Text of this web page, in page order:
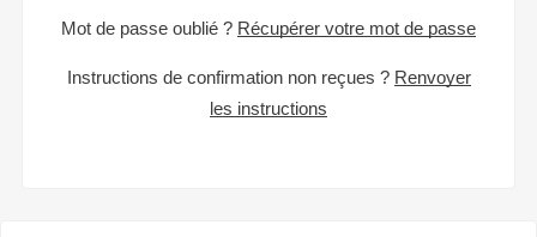
Mot de passe oublié ? Récupérer votre mot de passe
Instructions de confirmation non reçues ? Renvoyer
les instructions